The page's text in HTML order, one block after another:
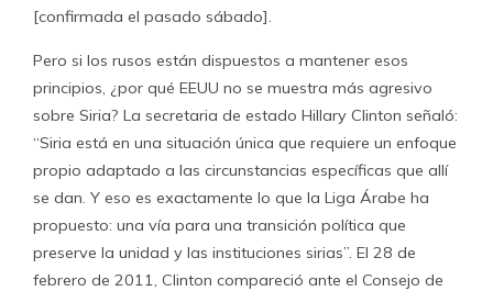
[confirmada el pasado sábado].
Pero si los rusos están dispuestos a mantener esos
principios, ¿por qué EEUU no se muestra más agresivo
sobre Siria? La secretaria de estado Hillary Clinton señaló:
“Siria está en una situación única que requiere un enfoque
propio adaptado a las circunstancias específicas que allí
se dan. Y eso es exactamente lo que la Liga Árabe ha
propuesto: una vía para una transición política que
preserve la unidad y las instituciones sirias”. El 28 de
febrero de 2011, Clinton compareció ante el Consejo de